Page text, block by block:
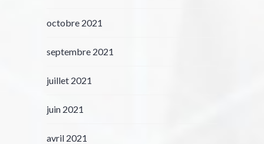
octobre 2021
septembre 2021
juillet 2021
juin 2021
avril 2021